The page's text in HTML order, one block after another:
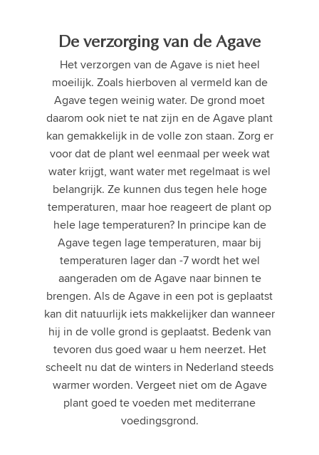
De verzorging van de Agave
Het verzorgen van de Agave is niet heel
moeilijk. Zoals hierboven al vermeld kan de
Agave tegen weinig water. De grond moet
daarom ook niet te nat zijn en de Agave plant
kan gemakkelijk in de volle zon staan. Zorg er
voor dat de plant wel eenmaal per week wat
water krijgt, want water met regelmaat is wel
belangrijk. Ze kunnen dus tegen hele hoge
temperaturen, maar hoe reageert de plant op
hele lage temperaturen? In principe kan de
Agave tegen lage temperaturen, maar bij
temperaturen lager dan -7 wordt het wel
aangeraden om de Agave naar binnen te
brengen. Als de Agave in een pot is geplaatst
kan dit natuurlijk iets makkelijker dan wanneer
hij in de volle grond is geplaatst. Bedenk van
tevoren dus goed waar u hem neerzet. Het
scheelt nu dat de winters in Nederland steeds
warmer worden. Vergeet niet om de Agave
plant goed te voeden met mediterrane
voedingsgrond.